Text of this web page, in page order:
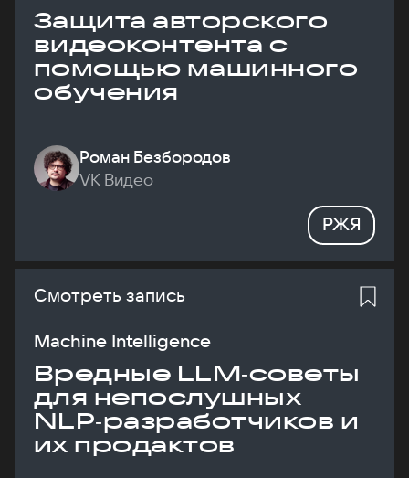
Защита авторского
видеоконтента с
помощью машинного
обучения
Роман Безбородов
VK Видео
РЖЯ
Смотреть запись
Machine Intelligence
Вредные LLM‑советы
для непослушных
NLP‑разработчиков и
их продактов